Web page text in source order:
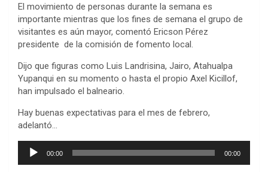
El movimiento de personas durante la semana es
importante mientras que los fines de semana el grupo de
visitantes es aún mayor, comentó Ericson Pérez
presidente de la comisión de fomento local.
Dijo que figuras como Luis Landrisina, Jairo, Atahualpa
Yupanqui en su momento o hasta el propio Axel Kicillof,
han impulsado el balneario.
Hay buenas expectativas para el mes de febrero,
adelantó…
Reproductor
00:00 00:00